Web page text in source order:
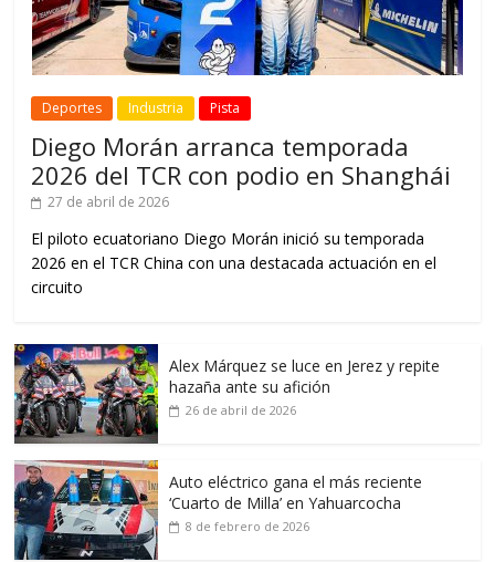
Deportes Industria Pista
Diego Morán arranca temporada
2026 del TCR con podio en Shanghái
27 de abril de 2026
El piloto ecuatoriano Diego Morán inició su temporada
2026 en el TCR China con una destacada actuación en el
circuito
Alex Márquez se luce en Jerez y repite
hazaña ante su afición
26 de abril de 2026
Auto eléctrico gana el más reciente
‘Cuarto de Milla’ en Yahuarcocha
8 de febrero de 2026